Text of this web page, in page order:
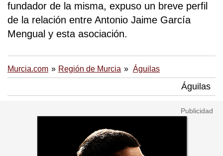
fundador de la misma, expuso un breve perfil
de la relación entre Antonio Jaime García
Mengual y esta asociación.
Murcia.com Región de Murcia Águilas
Águilas